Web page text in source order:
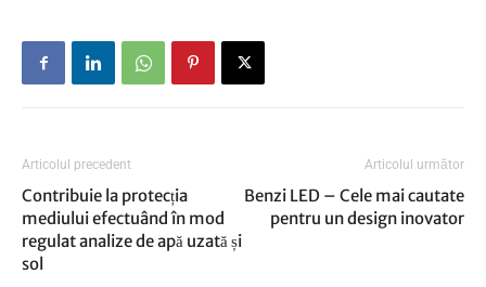
Articolul precedent
Contribuie la protecția
mediului efectuând în mod
regulat analize de apă uzată și
sol
Articolul următor
Benzi LED – Cele mai cautate
pentru un design inovator